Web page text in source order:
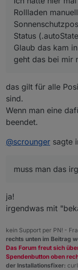
Glaub
geht das
Gibt's
Rollladen
Status
Glaub das kam
geht das bei mir
das gilt für alle
sind.
Wenn man eine
beendet.
@scrounger sagte
muss man das
ja!
irgendwas mit
kein Support per PN! -
rechts unten im Beitrag
Das Forum freut sich
Spendenbutton oben
der Installationsfixer: